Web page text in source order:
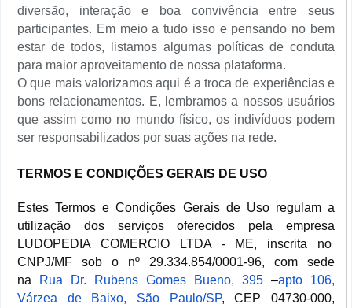
diversão, interação e boa convivência entre seus
participantes. Em meio a tudo isso e pensando no bem
estar de todos, listamos algumas políticas de conduta
para maior aproveitamento de nossa plataforma.
O que mais valorizamos aqui é a troca de experiências e
bons relacionamentos. E, lembramos a nossos usuários
que assim como no mundo físico, os indivíduos podem
ser responsabilizados por suas ações na rede.
TERMOS E CONDIÇÕES GERAIS DE USO
Estes Termos e Condições Gerais de Uso regulam a
utilização dos serviços oferecidos pela empresa
LUDOPEDIA COMERCIO LTDA - ME, inscrita no
CNPJ/MF sob o nº 29.334.854/0001-96, com sede
na
Rua Dr. Rubens Gomes Bueno, 395 –apto 106,
Várzea de Baixo, São Paulo/SP, CEP 04730-000,